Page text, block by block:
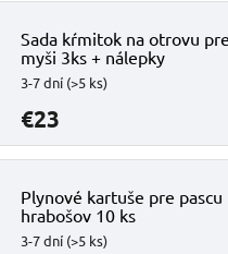
Sada kŕmitok na otrovu
myši 3ks + nálepky
3-7 dní (>5 ks)
€23
Plynové kartuše pre
hrabošov 10 ks
3-7 dní (>5 ks)